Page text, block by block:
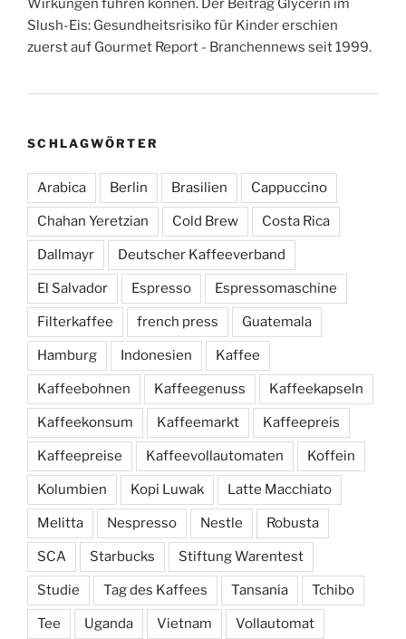
Wirkungen führen können. Der Beitrag Glycerin im
Slush-Eis: Gesundheitsrisiko für Kinder erschien
zuerst auf Gourmet Report - Branchennews seit 1999.
SCHLAGWÖRTER
Arabica Berlin Brasilien Cappuccino
Chahan Yeretzian Cold Brew Costa Rica
Dallmayr Deutscher Kaffeeverband
El Salvador Espresso Espressomaschine
Filterkaffee french press Guatemala
Hamburg Indonesien Kaffee
Kaffeebohnen Kaffeegenuss Kaffeekapseln
Kaffeekonsum Kaffeemarkt Kaffeepreis
Kaffeepreise Kaffeevollautomaten Koffein
Kolumbien Kopi Luwak Latte Macchiato
Melitta Nespresso Nestle Robusta
SCA Starbucks Stiftung Warentest
Studie Tag des Kaffees Tansania Tchibo
Tee Uganda Vietnam Vollautomat